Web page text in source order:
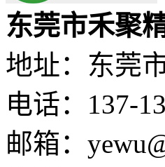
东莞市禾聚
地址：东莞
电话：137-
邮箱：